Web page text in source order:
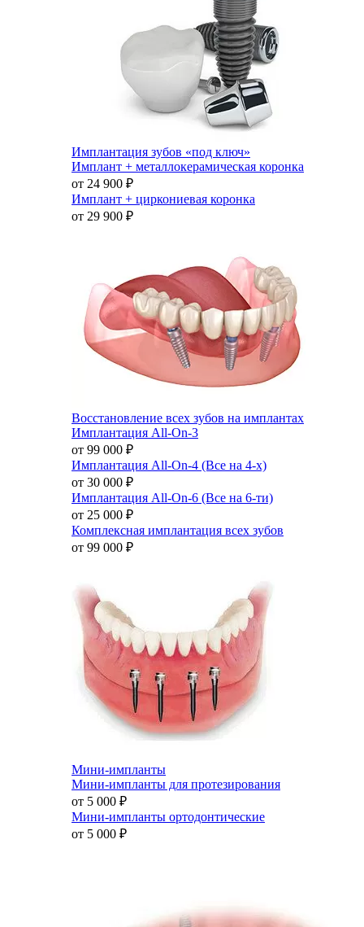
Имплантация зубов «под ключ»
Имплант + металлокерамическая коронка
от 24 900 ₽
Имплант + циркониевая коронка
от 29 900 ₽
Восстановление всех зубов на имплантах
Имплантация All-On-3
от 99 000 ₽
Имплантация All-On-4 (Все на 4-х)
от 30 000 ₽
Имплантация All-On-6 (Все на 6-ти)
от 25 000 ₽
Комплексная имплантация всех зубов
от 99 000 ₽
Мини-импланты
Мини-импланты для протезирования
от 5 000 ₽
Мини-импланты ортодонтические
от 5 000 ₽